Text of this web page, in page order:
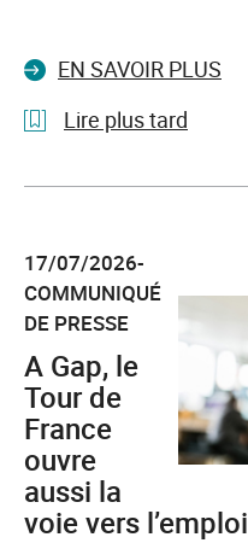
EN SAVOIR PLUS
Lire plus tard
l'article
du
marché
du
travail
au
2e
trimestre
2026
17/07/2026-
COMMUNIQUÉ
DE PRESSE
A Gap, le
Tour de
France
ouvre
aussi la
voie vers l’emploi